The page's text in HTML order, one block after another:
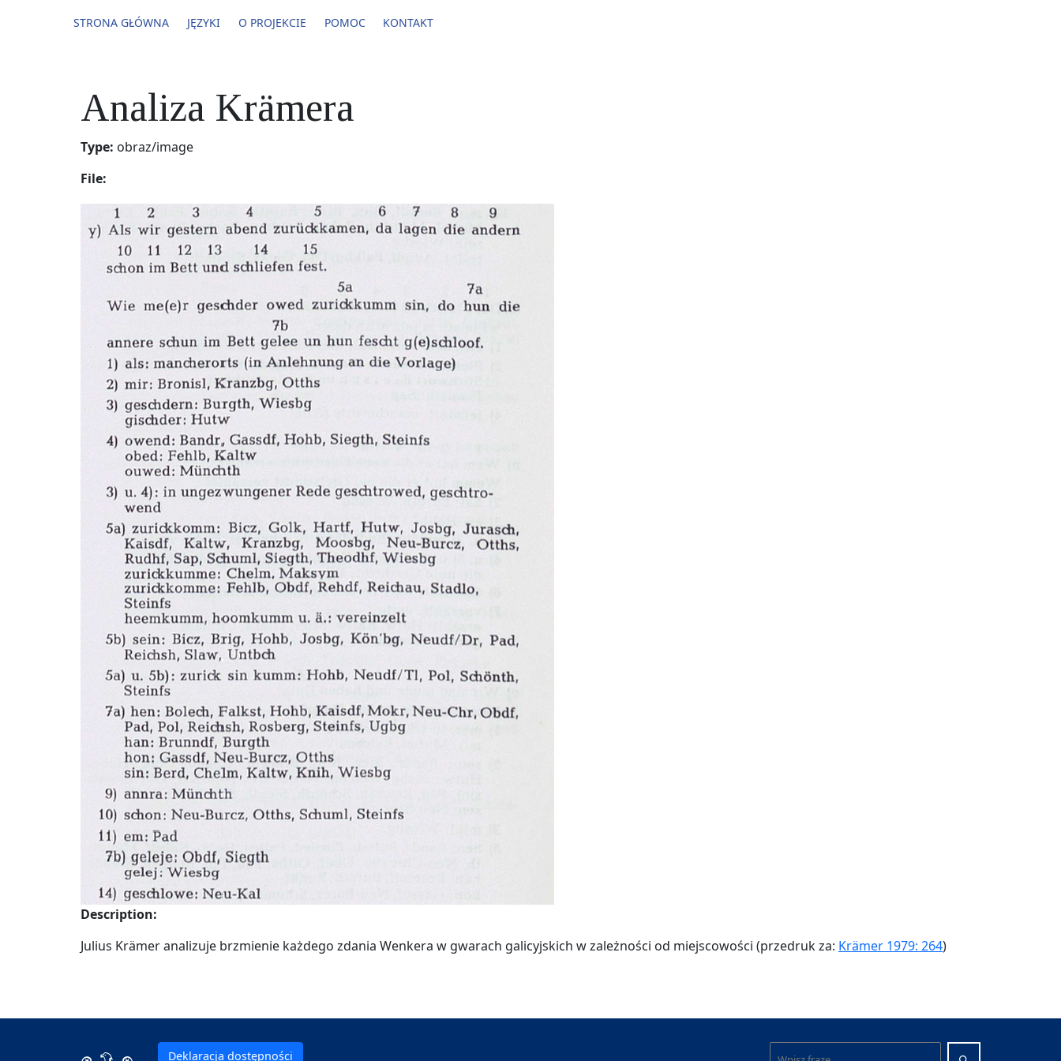
STRONA GŁÓWNA JĘZYKI O PROJEKCIE POMOC KONTAKT
Analiza Krämera
Type: obraz/image
File:
Description:
Julius Krämer analizuje brzmienie każdego zdania Wenkera w gwarach galicyjskich w zależności od miejscowości (przedruk za: Krämer 1979: 264)
Deklaracja dostępności